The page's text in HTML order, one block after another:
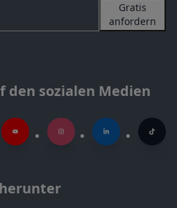
Gratis
anfordern
den sozialen Medien